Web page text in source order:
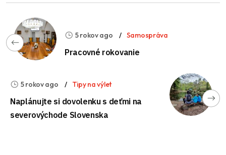
5 rokov ago Samospráva
Pracovné rokovanie
5 rokov ago Tipy na výlet
Naplánujte si dovolenku s deťmi na
severovýchode Slovenska